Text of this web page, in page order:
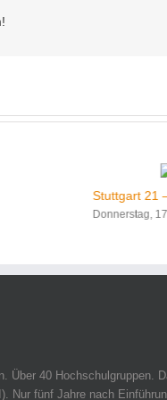
Stuttgart 21
Donnerstag,
Über 40 Hochschulgruppen.
Nur fünf Jahre nach